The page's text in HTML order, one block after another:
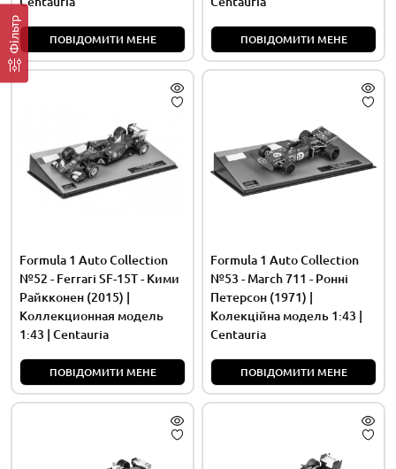
Фільтр ПОВІДОМИТИ МЕНЕ ПОВІДОМИТИ МЕНЕ
Formula 1 Auto Collection
№52 - Ferrari SF-15T - Кими
Райкконен (2015) |
Коллекционная модель
1:43 | Centauria
ПОВІДОМИТИ МЕНЕ
Formula 1 Auto Collection
№53 - March 711 - Ронні
Петерсон (1971) |
Колекційна модель 1:43 |
Centauria
ПОВІДОМИТИ МЕНЕ